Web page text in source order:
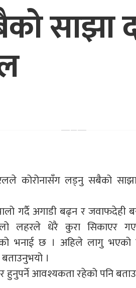
साझा
कोरोनासँग लड्नु सबैको
गर्दै अगाडी बढ्न र जवाफदेही
लहरले धेरै कुरा सिकाएर
भनाई छ । अहिले लागु भएको
।
आवश्यकता रहेको पनि